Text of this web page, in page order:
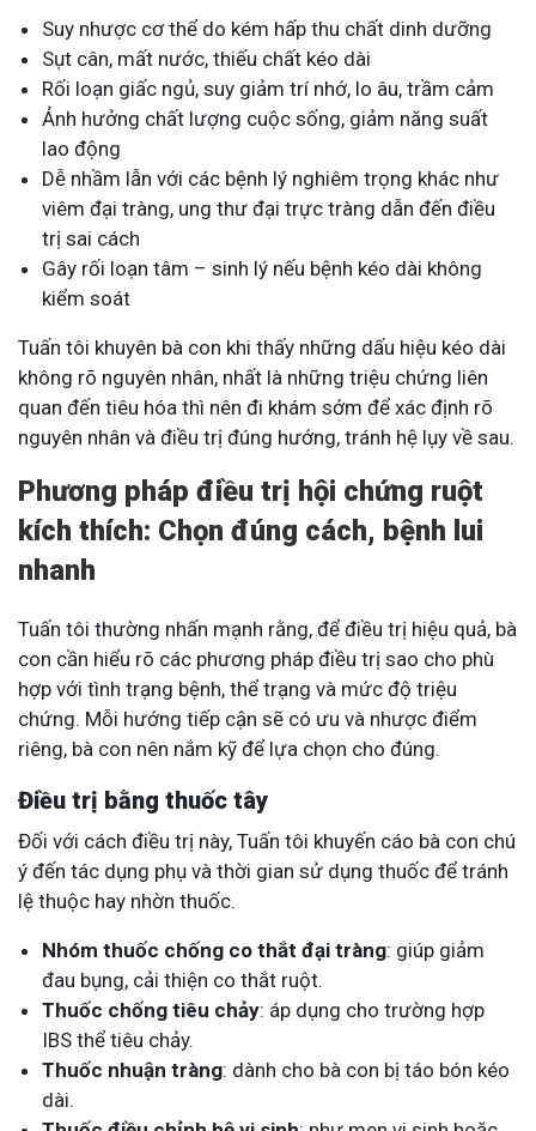
Suy nhược cơ thể do kém hấp thu chất dinh dưỡng
Sụt cân, mất nước, thiếu chất kéo dài
Rối loạn giấc ngủ, suy giảm trí nhớ, lo âu, trầm cảm
Ảnh hưởng chất lượng cuộc sống, giảm năng suất
lao động
Dễ nhầm lẫn với các bệnh lý nghiêm trọng khác như
viêm đại tràng, ung thư đại trực tràng dẫn đến điều
trị sai cách
Gây rối loạn tâm – sinh lý nếu bệnh kéo dài không
kiểm soát
Tuấn tôi khuyên bà con khi thấy những dấu hiệu kéo dài
không rõ nguyên nhân, nhất là những triệu chứng liên
quan đến tiêu hóa thì nên đi khám sớm để xác định rõ
nguyên nhân và điều trị đúng hướng, tránh hệ lụy về sau.
Phương pháp điều trị hội chứng ruột
kích thích: Chọn đúng cách, bệnh lui
nhanh
Tuấn tôi thường nhấn mạnh rằng, để điều trị hiệu quả, bà
con cần hiểu rõ các phương pháp điều trị sao cho phù
hợp với tình trạng bệnh, thể trạng và mức độ triệu
chứng. Mỗi hướng tiếp cận sẽ có ưu và nhược điểm
riêng, bà con nên nắm kỹ để lựa chọn cho đúng.
Điều trị bằng thuốc tây
Đối với cách điều trị này, Tuấn tôi khuyến cáo bà con chú
ý đến tác dụng phụ và thời gian sử dụng thuốc để tránh
lệ thuộc hay nhờn thuốc.
Nhóm thuốc chống co thắt đại tràng: giúp giảm
đau bụng, cải thiện co thắt ruột.
Thuốc chống tiêu chảy: áp dụng cho trường hợp
IBS thể tiêu chảy.
Thuốc nhuận tràng: dành cho bà con bị táo bón kéo
dài.